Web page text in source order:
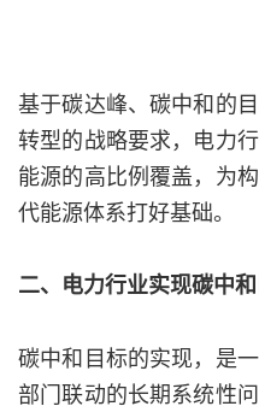
基于碳达峰、碳中和的
转型的战略要求，电力
能源的高比例覆盖，为
代能源体系打好基础。
二、电力行业实现碳中
碳中和目标的实现，是
部门联动的长期系统性